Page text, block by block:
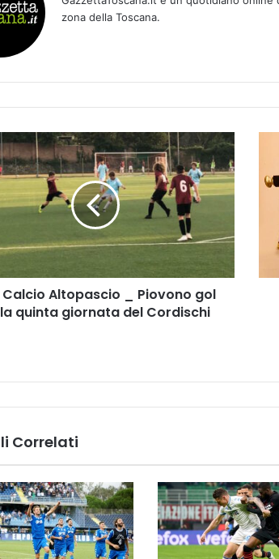
zona della Toscana.
Calcio Altopascio _ Piovono gol
quinta giornata del Cordischi
C
o
7
s
e
t
t
Correlati